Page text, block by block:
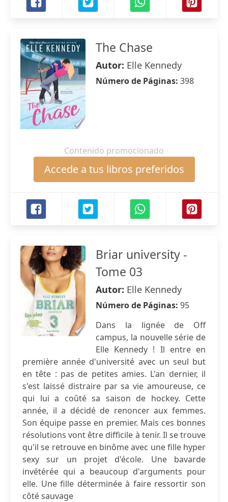
The Chase
Autor: Elle Kennedy
Número de Páginas: 398
Contenido promocionado
Accede a tus libros preferidos
Briar university -
Tome 03
Autor: Elle Kennedy
Número de Páginas: 95
Dans la lignée de Off
campus, la nouvelle série de
Elle Kennedy ! Il entre en
première année d'université avec un seul but
en tête : pas de petites amies. L'an dernier, il
s'est laissé distraire par sa vie amoureuse, ce
qui lui a coûté sa saison de hockey. Cette
année, il a décidé de renoncer aux femmes.
Son équipe passe en premier. Mais ces bonnes
résolutions vont être difficile à tenir. Il se trouve
qu'il se retrouve en binôme avec une fille hyper
sexy sur un projet d'école. Une bavarde
invétérée qui a beaucoup d'arguments pour
elle. Une fille déterminée à faire ressortir son
côté sauvage